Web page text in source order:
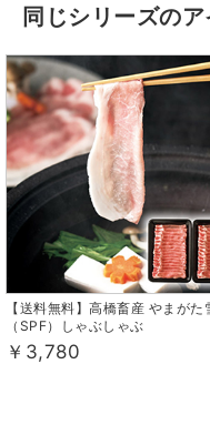
同じシリーズの
【送料無料】高橋畜産 やまがた
（SPF）しゃぶしゃぶ
￥3,780